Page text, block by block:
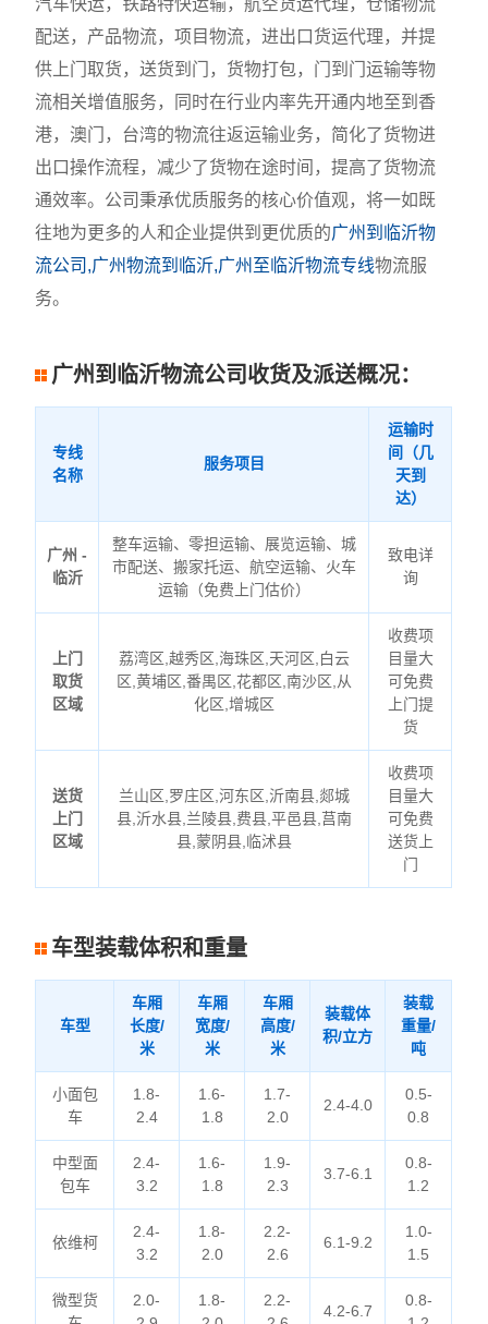
汽车快运，铁路特快运输，航空货运代理，仓储物流
配送，产品物流，项目物流，进出口货运代理，并提
供上门取货，送货到门，货物打包，门到门运输等物
流相关增值服务，同时在行业内率先开通内地至到香
港，澳门，台湾的物流往返运输业务，简化了货物进
出口操作流程，减少了货物在途时间，提高了货物流
通效率。公司秉承优质服务的核心价值观，将一如既
往地为更多的人和企业提供到更优质的广州到临沂物
流公司,广州物流到临沂,广州至临沂物流专线物流服
务。
广州到临沂物流公司收货及派送概况：
专线
名称
服务项目
运输时
间（几
天到
达）
广州 -
临沂
整车运输、零担运输、展览运输、城
市配送、搬家托运、航空运输、火车
运输（免费上门估价）
致电详
询
上门
取货
区域
荔湾区,越秀区,海珠区,天河区,白云
区,黄埔区,番禺区,花都区,南沙区,从
化区,增城区
收费项
目量大
可免费
上门提
货
送货
上门
区域
兰山区,罗庄区,河东区,沂南县,郯城
县,沂水县,兰陵县,费县,平邑县,莒南
县,蒙阴县,临沭县
收费项
目量大
可免费
送货上
门
车型装载体积和重量
车型
车厢
长度/
米
车厢
宽度/
米
车厢
高度/
米
装载体
积/立方
装载
重量/
吨
小面包
车
1.8-
2.4
1.6-
1.8
1.7-
2.0
2.4-4.0
0.5-
0.8
中型面
包车
2.4-
3.2
1.6-
1.8
1.9-
2.3
3.7-6.1
0.8-
1.2
依维柯
2.4-
3.2
1.8-
2.0
2.2-
2.6
6.1-9.2
1.0-
1.5
微型货
2.0-
1.8-
2.2-
4.2-6.7
0.8-